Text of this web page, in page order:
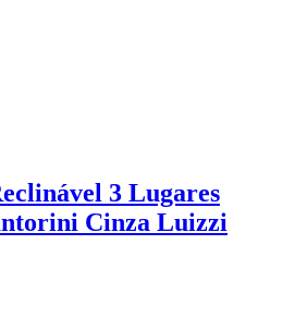
3 Lugares
Cinza Luizzi